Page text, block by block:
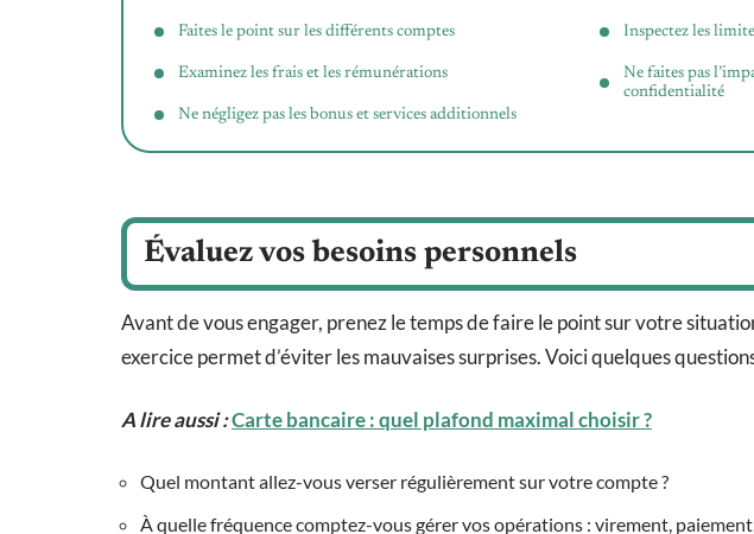
Faites le point sur les différents comptes
Examinez les frais et les rémunérations
Ne négligez pas les bonus et services additionnels
Inspectez les
Ne faites pas
confidentialité
Évaluez vos besoins personnels
Avant de vous engager, prenez le temps de faire le point sur votre
exercice permet d’éviter les mauvaises surprises. Voici quelques
A lire aussi :Carte bancaire : quel plafond maximal choisir ?
Quel montant allez-vous verser régulièrement sur votre compte ?
À quelle fréquence comptez-vous gérer vos opérations : virement,